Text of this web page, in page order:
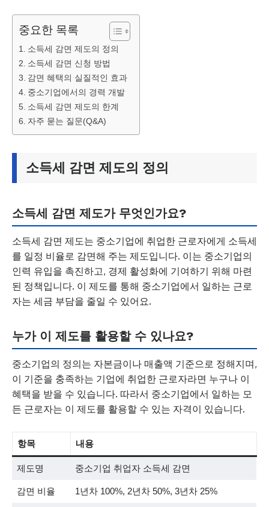
중요한 목록
소득세 감면 제도의 정의
소득세 감면 신청 방법
감면 혜택의 실질적인 효과
중소기업에서의 경력 개발
소득세 감면 제도의 한계
자주 묻는 질문(Q&A)
소득세 감면 제도의 정의
소득세 감면 제도가 무엇인가요?
소득세 감면 제도는 중소기업에 취업한 근로자에게 소득세
를 일정 비율로 감면해 주는 제도입니다. 이는 중소기업의
인력 유입을 촉진하고, 경제 활성화에 기여하기 위해 마련
된 정책입니다. 이 제도를 통해 중소기업에서 일하는 근로
자는 세금 부담을 줄일 수 있어요.
누가 이 제도를 활용할 수 있나요?
중소기업의 정의는 자본금이나 매출액 기준으로 정해지며,
이 기준을 충족하는 기업에 취업한 근로자라면 누구나 이
혜택을 받을 수 있습니다. 따라서 중소기업에서 일하는 모
든 근로자는 이 제도를 활용할 수 있는 자격이 있습니다.
항목 내용
제도명 중소기업 취업자 소득세 감면
감면 비율 1년차 100%, 2년차 50%, 3년차 25%